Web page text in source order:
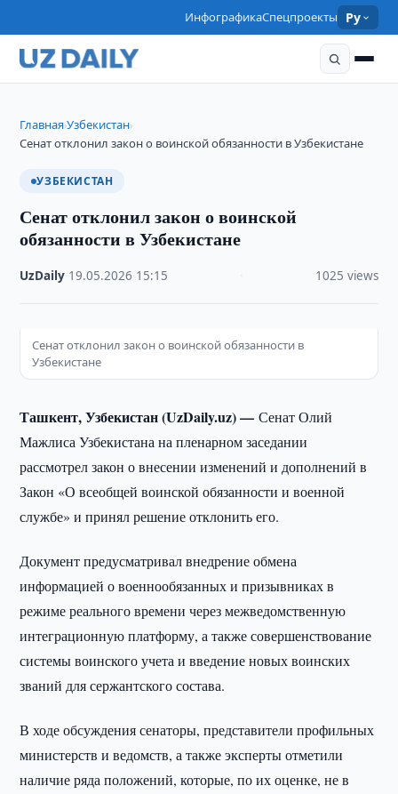
ИнфографикаСпецпроекты Ру
Главная›Узбекистан›
Сенат отклонил закон о воинской обязанности в Узбекистане
УЗБЕКИСТАН
Сенат отклонил закон о воинской
обязанности в Узбекистане
UzDaily 19.05.2026 15:15 1025 views
Сенат отклонил закон о воинской обязанности в
Узбекистане
Ташкент, Узбекистан (UzDaily.uz) —Сенат Олий
Мажлиса Узбекистана на пленарном заседании
рассмотрел закон о внесении изменений и дополнений в
Закон «О всеобщей воинской обязанности и военной
службе» и принял решение отклонить его.
Документ предусматривал внедрение обмена
информацией о военнообязанных и призывниках в
режиме реального времени через межведомственную
интеграционную платформу, а также совершенствование
системы воинского учета и введение новых воинских
званий для сержантского состава.
В ходе обсуждения сенаторы, представители профильных
министерств и ведомств, а также эксперты отметили
наличие ряда положений, которые, по их оценке, не в